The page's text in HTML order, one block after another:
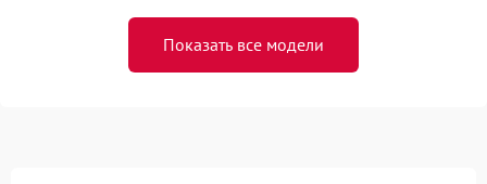
Показать все модели